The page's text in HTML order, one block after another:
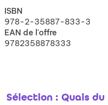
ISBN
978-2-35887-833-3
EAN de l'offre
9782358878333
Sélection : Quais